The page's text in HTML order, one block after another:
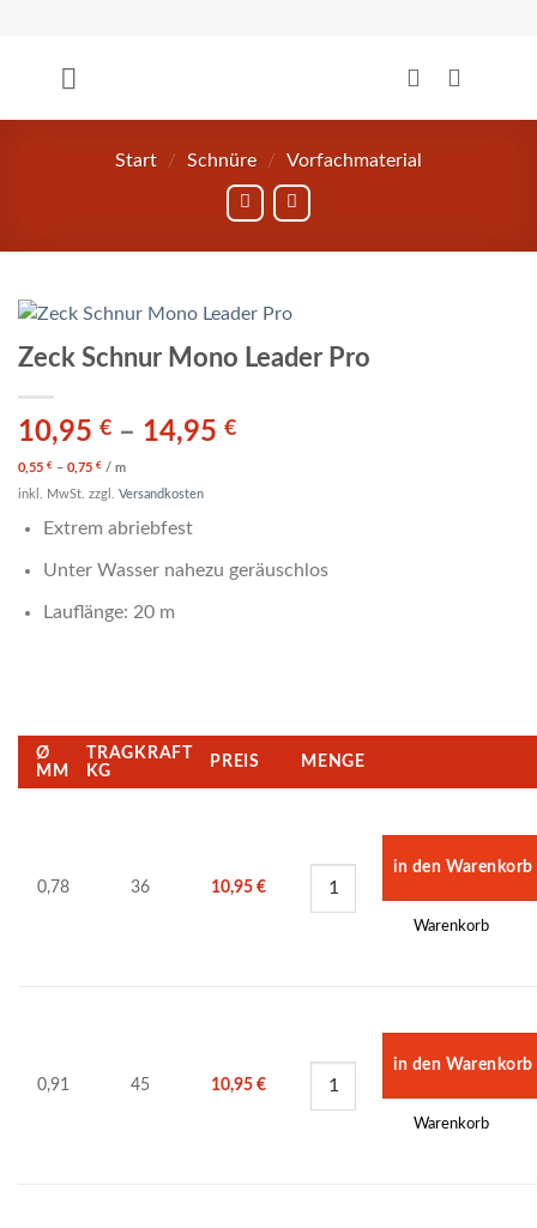
springen
Start / Schnüre / Vorfachmaterial
Zeck Schnur Mono Leader Pro
10,95 € – 14,95 €
0,55 € – 0,75 € / m
inkl. MwSt. zzgl. Versandkosten
Extrem abriebfest
Unter Wasser nahezu geräuschlos
Lauflänge: 20 m
Ø
MM
TRAGKRAFT
KG
PREIS MENGE
0,78 36 10,95 €
Warenkorb
0,91 45 10,95 €
Warenkorb